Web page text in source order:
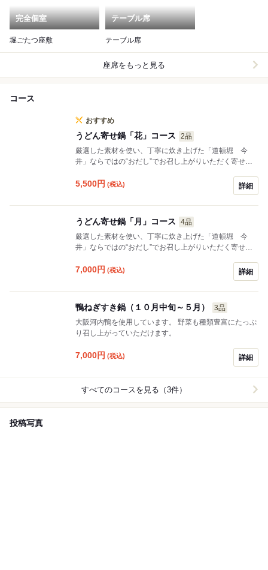
完全個室
堀ごたつ座敷
テーブル席
テーブル席
座席をもっと見る
コース
おすすめ
うどん寄せ鍋「花」コース
2品
厳選した素材を使い、丁寧に炊き上げた「道頓堀 今
井」ならではの“おだし”でお召し上がりいただく寄せ鍋
5,500円 (税込) 詳細
うどん寄せ鍋「月」コース
4品
厳選した素材を使い、丁寧に炊き上げた「道頓堀 今
井」ならではの“おだし”でお召し上がりいただく寄せ鍋
7,000円 (税込) 詳細
鴨ねぎすき鍋（１０月中旬～５月）
3品
大阪河内鴨を使用しています。 野菜も種類豊富にたっぷ
り召し上がっていただけます。
7,000円 (税込) 詳細
すべてのコースを見る（3件）
投稿写真